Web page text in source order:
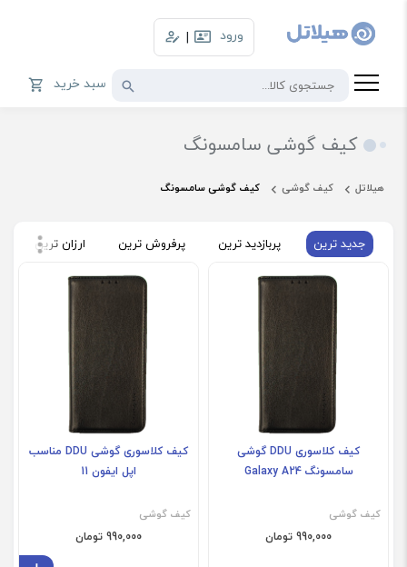
ورود |
سبد خرید
کیف گوشی سامسونگ
هیلاتل کیف گوشی کیف گوشی سامسونگ
جدید ترین پربازدید ترین پرفروش ترین ارزان ترین
کیف کلاسوری DDU گوشی
سامسونگ Galaxy A24
کیف گوشی
990,000 تومان
کیف کلاسوری گوشی DDU مناسب
اپل ایفون 11
کیف گوشی
990,000 تومان